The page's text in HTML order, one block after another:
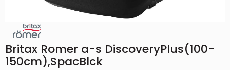
Britax Romer a-s DiscoveryPlus(100-
150cm),SpacBlck